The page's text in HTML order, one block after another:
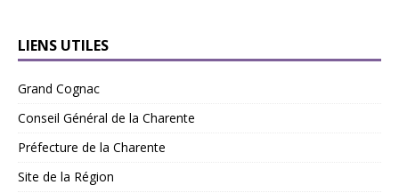
LIENS UTILES
Grand Cognac
Conseil Général de la Charente
Préfecture de la Charente
Site de la Région